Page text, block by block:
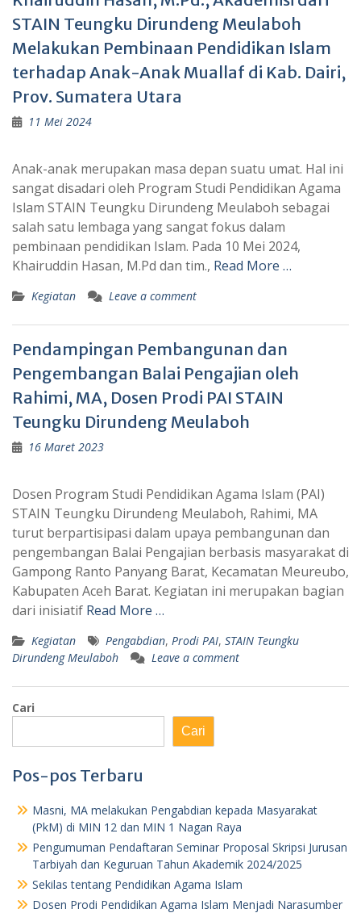
STAIN Teungku Dirundeng Meulaboh
Melakukan Pembinaan Pendidikan Islam
terhadap Anak-Anak Muallaf di Kab. Dairi,
Prov. Sumatera Utara
11 Mei 2024
Anak-anak merupakan masa depan suatu umat. Hal ini
sangat disadari oleh Program Studi Pendidikan Agama
Islam STAIN Teungku Dirundeng Meulaboh sebagai
salah satu lembaga yang sangat fokus dalam
pembinaan pendidikan Islam. Pada 10 Mei 2024,
Khairuddin Hasan, M.Pd dan tim., Read More …
Kegiatan Leave a comment
Pendampingan Pembangunan dan
Pengembangan Balai Pengajian oleh
Rahimi, MA, Dosen Prodi PAI STAIN
Teungku Dirundeng Meulaboh
16 Maret 2023
Dosen Program Studi Pendidikan Agama Islam (PAI)
STAIN Teungku Dirundeng Meulaboh, Rahimi, MA
turut berpartisipasi dalam upaya pembangunan dan
pengembangan Balai Pengajian berbasis masyarakat di
Gampong Ranto Panyang Barat, Kecamatan Meureubo,
Kabupaten Aceh Barat. Kegiatan ini merupakan bagian
dari inisiatif Read More …
Kegiatan Pengabdian, Prodi PAI, STAIN Teungku
Dirundeng Meulaboh
Leave a comment
Cari
Cari
Pos-pos Terbaru
Masni, MA melakukan Pengabdian kepada Masyarakat
(PkM) di MIN 12 dan MIN 1 Nagan Raya
Pengumuman Pendaftaran Seminar Proposal Skripsi Jurusan
Tarbiyah dan Keguruan Tahun Akademik 2024/2025
Sekilas tentang Pendidikan Agama Islam
Dosen Prodi Pendidikan Agama Islam Menjadi Narasumber